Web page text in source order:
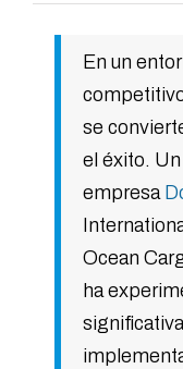
En un
se
el éxito.
empresa
Ocean
ha